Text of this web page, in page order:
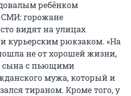
ребёнком
СМИ: горожане
видят на улицах
курьерским рюкзаком. «На
не от хорошей жизни,
сына с пьющими
мужа, который и
тираном. Кроме того, у